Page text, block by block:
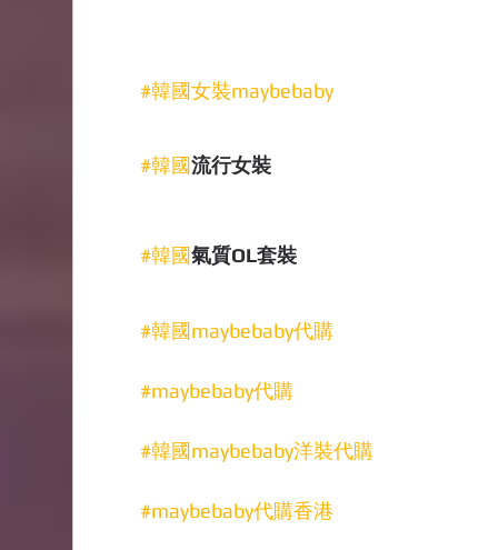
#韓國女裝maybebaby
#韓國流行女裝
#韓國氣質OL套裝
#韓國maybebaby代購
#maybebaby代購
#韓國maybebaby洋裝代購
#maybebaby代購香港